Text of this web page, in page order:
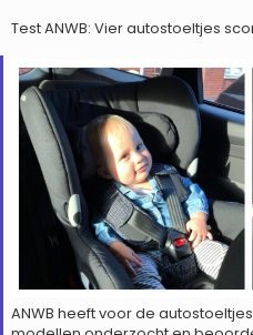
Test ANWB: Vier autostoeltjes
ANWB heeft voor de